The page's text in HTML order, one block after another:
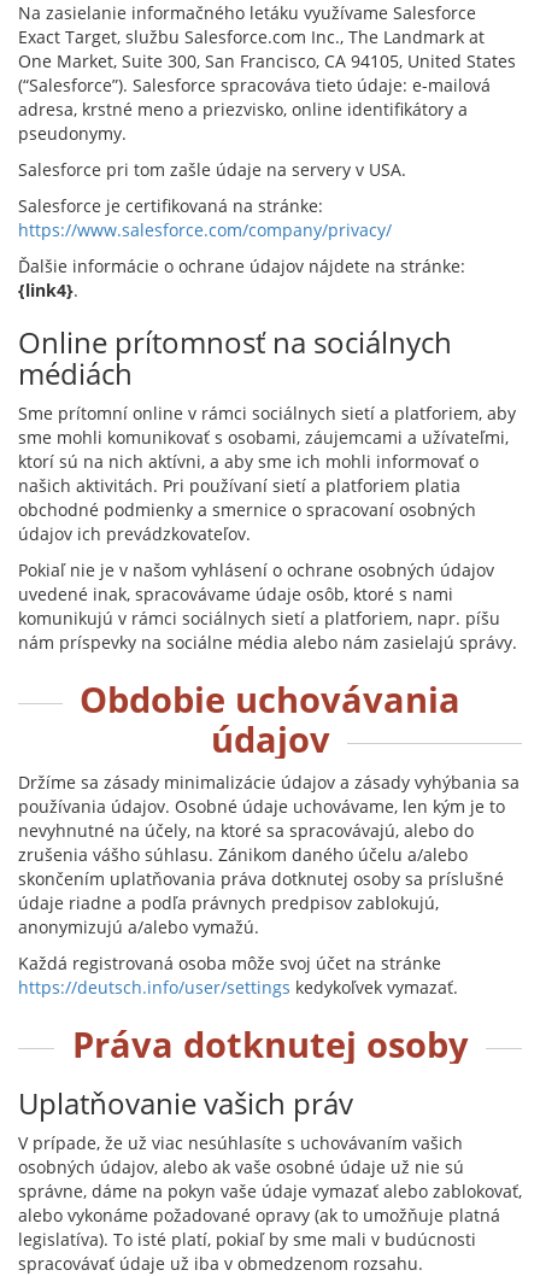
Na zasielanie informačného letáku využívame Salesforce
Exact Target, službu Salesforce.com Inc., The Landmark at
One Market, Suite 300, San Francisco, CA 94105, United States
(“Salesforce”). Salesforce spracováva tieto údaje: e-mailová
adresa, krstné meno a priezvisko, online identifikátory a
pseudonymy.
Salesforce pri tom zašle údaje na servery v USA.
Salesforce je certifikovaná na stránke:
https://www.salesforce.com/company/privacy/
Ďalšie informácie o ochrane údajov nájdete na stránke:
{link4}.
Online prítomnosť na sociálnych
médiách
Sme prítomní online v rámci sociálnych sietí a platforiem, aby
sme mohli komunikovať s osobami, záujemcami a užívateľmi,
ktorí sú na nich aktívni, a aby sme ich mohli informovať o
našich aktivitách. Pri používaní sietí a platforiem platia
obchodné podmienky a smernice o spracovaní osobných
údajov ich prevádzkovateľov.
Pokiaľ nie je v našom vyhlásení o ochrane osobných údajov
uvedené inak, spracovávame údaje osôb, ktoré s nami
komunikujú v rámci sociálnych sietí a platforiem, napr. píšu
nám príspevky na sociálne média alebo nám zasielajú správy.
Obdobie uchovávania
údajov
Držíme sa zásady minimalizácie údajov a zásady vyhýbania sa
používania údajov. Osobné údaje uchovávame, len kým je to
nevyhnutné na účely, na ktoré sa spracovávajú, alebo do
zrušenia vášho súhlasu. Zánikom daného účelu a/alebo
skončením uplatňovania práva dotknutej osoby sa príslušné
údaje riadne a podľa právnych predpisov zablokujú,
anonymizujú a/alebo vymažú.
Každá registrovaná osoba môže svoj účet na stránke
https://deutsch.info/user/settings kedykoľvek vymazať.
Práva dotknutej osoby
Uplatňovanie vašich práv
V prípade, že už viac nesúhlasíte s uchovávaním vašich
osobných údajov, alebo ak vaše osobné údaje už nie sú
správne, dáme na pokyn vaše údaje vymazať alebo zablokovať,
alebo vykonáme požadované opravy (ak to umožňuje platná
legislatíva). To isté platí, pokiaľ by sme mali v budúcnosti
spracovávať údaje už iba v obmedzenom rozsahu.